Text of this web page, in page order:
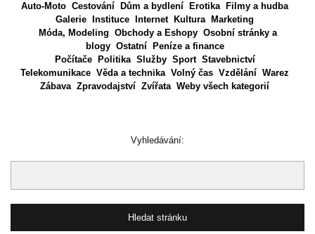
Auto-Moto Cestování Dům a bydlení Erotika
Filmy a hudba
Galerie
Instituce Internet Kultura
Marketing
Móda, Modeling Obchody a Eshopy Osobní stránky a
blogy Ostatní
Peníze a finance
Počítače
Politika Služby Sport Stavebnictví
Telekomunikace Věda a technika Volný čas Vzdělání Warez
Zábava Zpravodajství Zvířata Weby všech kategorií
Vyhledávání: